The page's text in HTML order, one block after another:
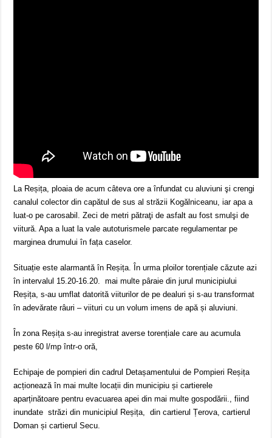
La Reșița, ploaia de acum câteva ore a înfundat cu aluviuni şi crengi
canalul colector din capătul de sus al străzii Kogălniceanu, iar apa a
luat-o pe carosabil. Zeci de metri pătraţi de asfalt au fost smulşi de
viitură. Apa a luat la vale autoturismele parcate regulamentar pe
marginea drumului în fața caselor.
Situație este alarmantă în Reșița. În urma ploilor torențiale căzute azi
în intervalul 15.20-16.20. mai multe pâraie din jurul municipiului
Reșița, s-au umflat datorită viiturilor de pe dealuri și s-au transformat
în adevărate râuri – viituri cu un volum imens de apă și aluviuni.
În zona Reșița s-au inregistrat averse torențiale care au acumula
peste 60 l/mp într-o oră,
Echipaje de pompieri din cadrul Detașamentului de Pompieri Reșița
acționează în mai multe locații din municipiu și cartierele
aparținătoare pentru evacuarea apei din mai multe gospodării., fiind
inundate străzi din municipiul Reșița, din cartierul Țerova, cartierul
Doman și cartierul Secu.